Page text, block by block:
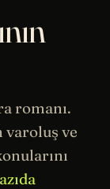
romanı.
varoluş ve